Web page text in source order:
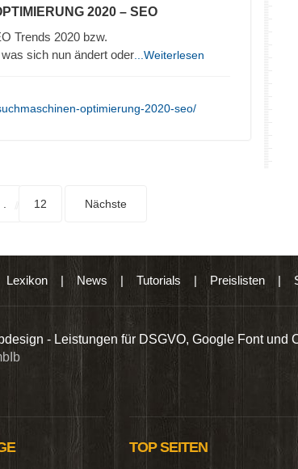
2020 – SEO
Trends 2020 bzw.
sich nun ändert oder ...Weiterlesen
optimierung-2020-seo/
12 Nächste
Lexikon|News | Tutorials | Preislisten|
- Leistungen für DSGVO, Google Font und
TOP SEITEN